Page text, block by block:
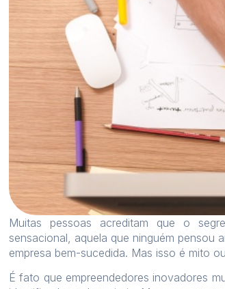
Muitas pessoas acreditam que o
sensacional, aquela que ninguém pensou
empresa bem-sucedida. Mas isso é mito
É fato que empreendedores inovadores